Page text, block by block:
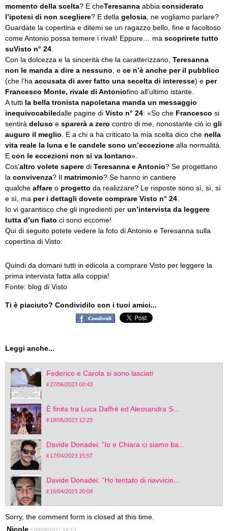
momento della scelta? E cheTeresanna abbia considerato
l’ipotesi di non scegliere? E della gelosia , ne vogliamo parlare?
Guardate la copertina e ditemi se un ragazzo bello, fine e facoltoso
come Antonio possa temere i rivali! Eppure… ma scoprirete tutto
suVisto n° 24
Con la dolcezza e la sincerità che la caratterizzano, Teresanna
non le manda a dire a nessuno , e ce n’è anche per il pubblico
(che l’ha accusata di aver fatto una secelta di interesse) e per
Francesco Monte, rivale di Antoniofino all’ultimo istante.
A tutti la bella tronista napoletana manda un messaggio
inequivocabiledalle pagine di Visto n° 24: «So che Francesco si
sentirà deluso e sparerà a zero contro di me, nonostante ciò io gli
auguro il meglio . E a chi a ha criticato la mia scelta dico che nella
vita reale la luna e le candele sono un’eccezione alla normalità.
E con le eccezioni non si va lontano».
Cos’altro volete sapere di Teresanna e Antonio? Se progettano
la convivenza? Il matrimonio? Se hanno in cantiere
qualche affare o progetto da realizzare? Le risposte sono sì, sì, sì
e sì, ma per i dettagli dovete comprare Visto n° 24
Io vi garantisco che gli ingredienti per un’intervista da leggere
tutta d’un fiato ci sono eccome!
Qui di seguito potete vedere la foto di Antonio e Teresanna sulla
copertina di Visto:
Quindi da domani tutti in edicola a comprare Visto per leggere la
prima intervista fatta alla coppia!
Fonte: blog di Visto
Ti è piaciuto? Condividilo con i tuoi amici...
Leggi anche...
Federico e Carola si sono lasciati
il 27/06/2023 00:43
È finita tra Luca Daffrè ed Alessandra S...
il 18/05/2023 12:23
Davide Donadei: “Io e Chiara ci siamo ba...
il 17/04/2023 15:57
Davide Donadei: “Ho tentato di riavvicin...
il 16/04/2023 20:04
Sorry, the comment form is closed at this time.
Nicole il 09/06/2011 14:13